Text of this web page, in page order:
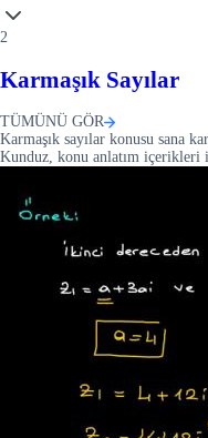
2
Karmaşık Sayılar
TÜMÜNÜ GÖR
Karmaşık sayılar konusu sana
Kunduz, konu anlatım içerikleri